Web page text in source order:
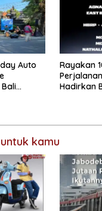
Auto
Rayakan
Hadirkan
kamu